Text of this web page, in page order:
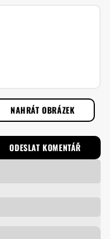
NAHRÁT OBRÁZEK